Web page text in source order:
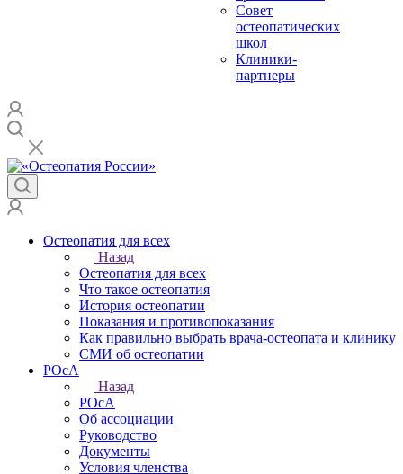
Совет
остеопатических
школ
Клиники-
партнеры
Остеопатия для всех
Назад
Остеопатия для всех
Что такое остеопатия
История остеопатии
Показания и противопоказания
Как правильно выбрать врача-остеопата и клинику
СМИ об остеопатии
РОсА
Назад
РОсА
Об ассоциации
Руководство
Документы
Условия членства